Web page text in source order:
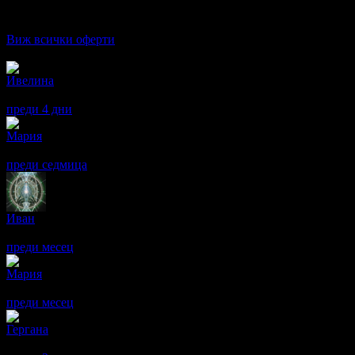
Виж всички оферти
Ивелина
преди 4 дни
Мария
преди седмица
Иван
преди месец
Мария
преди месец
Гергана